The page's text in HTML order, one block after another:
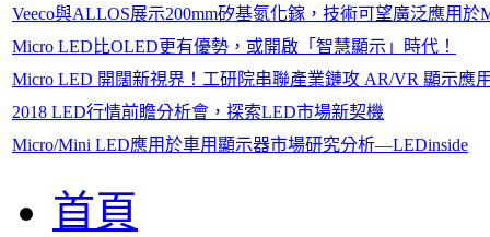
Veeco與ALLOS展示200mm矽基氮化鎵，技術可望廣泛應用於
Micro LED比OLED更有優勢，或開啟「智慧顯示」時代！
Micro LED 開闊新視界！工研院串聯產業鏈攻 AR/VR 顯示應
2018 LED行情前瞻分析會，探索LED市場新契機
Micro/Mini LED應用於車用顯示器市場研究分析—LEDinside
首頁